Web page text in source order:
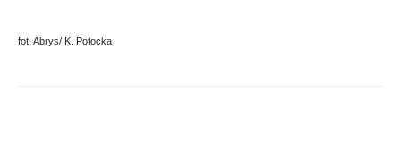
fot. Abrys/ K. Potocka